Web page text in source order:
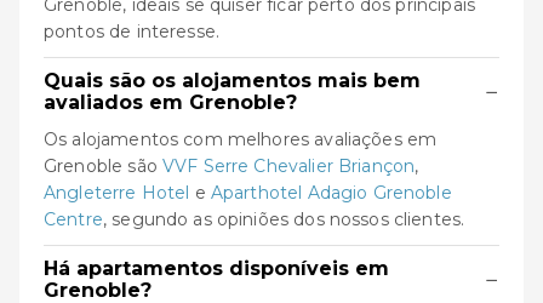
Grenoble, ideais se quiser ficar perto dos principais
pontos de interesse.
Quais são os alojamentos mais bem
avaliados em Grenoble?
−
Os alojamentos com melhores avaliações em
Grenoble são VVF Serre Chevalier Briançon,
Angleterre Hotel e Aparthotel Adagio Grenoble
Centre, segundo as opiniões dos nossos clientes.
Há apartamentos disponíveis em
Grenoble?
−